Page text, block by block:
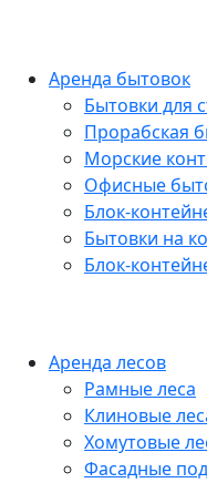
Аренда бытовок
Бытовки для
Прорабская
Морские
Офисные
Блок-
Бытовки на
Блок-
Аренда лесов
Рамные леса
Клиновые
Хомутовые
Фасадные